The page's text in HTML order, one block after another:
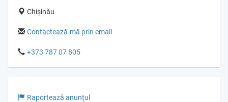
Chișinău
Contactează-mă prin email
+373 787 07 805
Raportează anunțul